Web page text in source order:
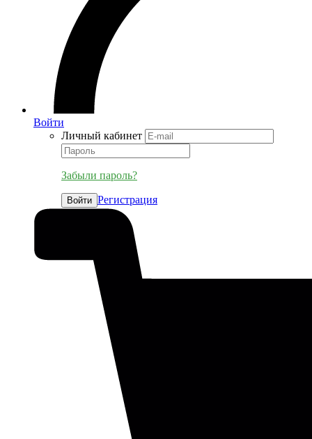
Войти
Личный кабинет
Забыли пароль?
Войти Регистрация